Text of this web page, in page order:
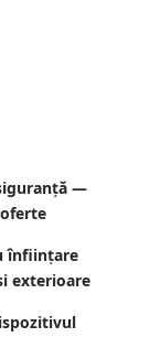
—
înființare
exterioare